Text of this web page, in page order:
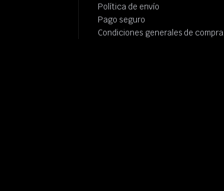
Política de envío
Pago seguro
Condiciones generales de compra